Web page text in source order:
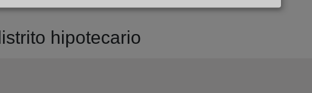
hipotecario